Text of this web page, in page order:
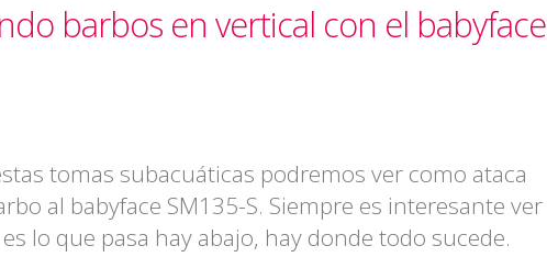
barbos en vertical con el babyface
tomas subacuáticas podremos ver como ataca
al babyface SM135-S. Siempre es interesante ver
lo que pasa hay abajo, hay donde todo sucede.